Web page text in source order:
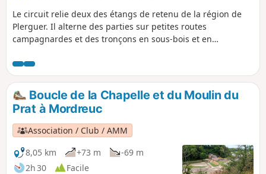
Le circuit relie deux des étangs de retenu de la région de
Plerguer. Il alterne des parties sur petites routes
campagnardes et des tronçons en sous-bois et en
Mireloup.Le circuit ne présente aucune difficulté
particulière malgré la dénivellation cumulée notable (pour
la région).
Boucle de la Chapelle et du Moulin du
Prat à Mordreuc
Association / Club / AMM
8,05 km
+73 m
-69 m
2h 30
Facile